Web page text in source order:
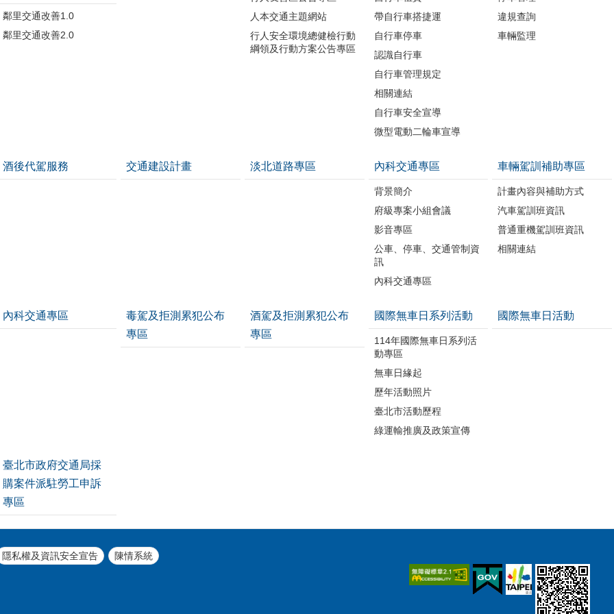
鄰里交通改善1.0
鄰里交通改善2.0
人本交通主題網站
行人安全環境總健檢行動
綱領及行動方案公告專區
帶自行車搭捷運
自行車停車
認識自行車
自行車管理規定
相關連結
自行車安全宣導
微型電動二輪車宣導
違規查詢
車輛監理
酒後代駕服務 交通建設計畫 淡北道路專區 內科交通專區
背景簡介
府級專案小組會議
影音專區
公車、停車、交通管制資
訊
內科交通專區
車輛駕訓補助專區
計畫內容與補助方式
汽車駕訓班資訊
普通重機駕訓班資訊
相關連結
內科交通專區
毒駕及拒測累犯公布
專區
酒駕及拒測累犯公布
專區
國際無車日系列活動
114年國際無車日系列活
動專區
無車日緣起
歷年活動照片
臺北市活動歷程
綠運輸推廣及政策宣傳
國際無車日活動
臺北市政府交通局採
購案件派駐勞工申訴
專區
隱私權及資訊安全宣告 陳情系統